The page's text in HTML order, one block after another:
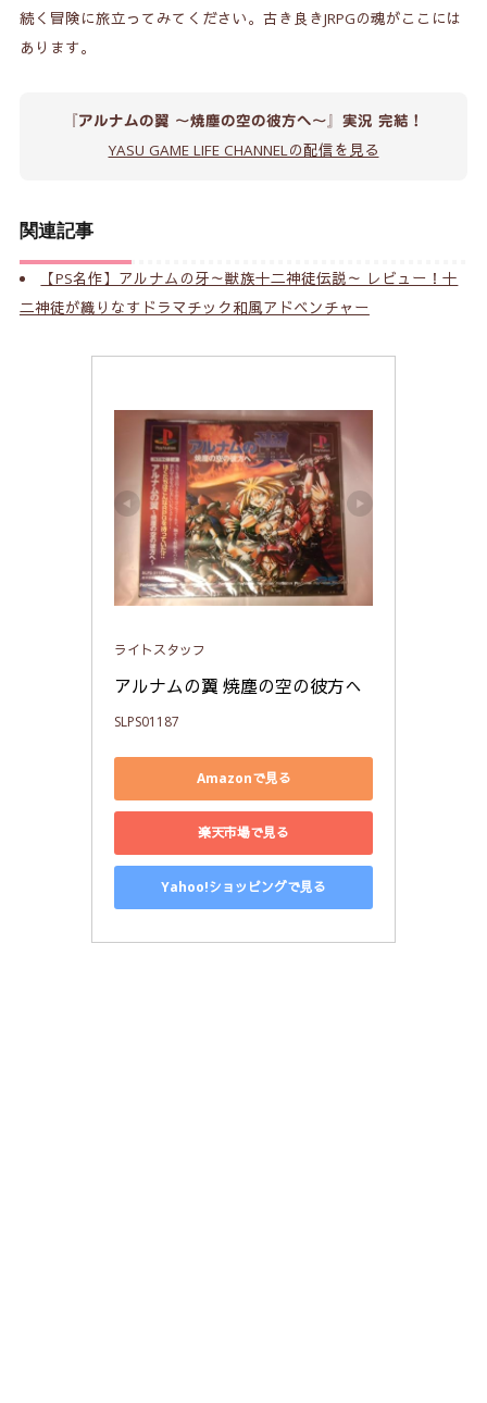
続く冒険に旅立ってみてください。古き良きJRPGの魂がここには
あります。
『アルナムの翼 ～焼塵の空の彼方へ～』実況 完結！
YASU GAME LIFE CHANNELの配信を見る
関連記事
【PS名作】アルナムの牙～獣族十二神徒伝説～ レビュー！十
二神徒が織りなすドラマチック和風アドベンチャー
ライトスタッフ
アルナムの翼 焼塵の空の彼方へ
SLPS01187
Amazonで見る
楽天市場で見る
Yahoo!ショッピングで見る